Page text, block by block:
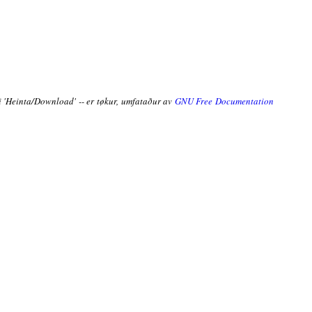
Download' -- er tøkur, umfataður av GNU Free Documentation